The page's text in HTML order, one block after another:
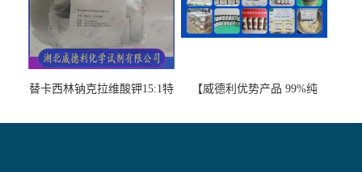
替卡西林钠克拉维酸钾15:1特
【威德利优势产品 99%纯